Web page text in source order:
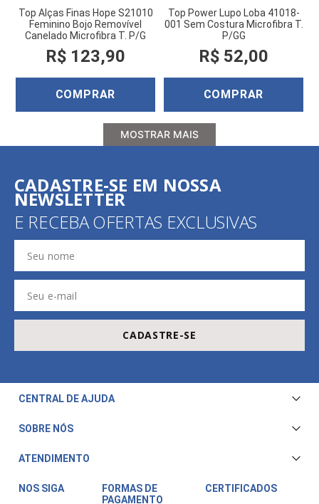
Top Alças Finas Hope S21010
Feminino Bojo Removível
Canelado Microfibra T. P/G
R$ 123,90
COMPRAR
Top Power Lupo Loba 41018-
001 Sem Costura Microfibra T.
P/GG
R$ 52,00
COMPRAR
MOSTRAR MAIS
CADASTRE-SE EM NOSSA
NEWSLETTER
E RECEBA OFERTAS EXCLUSIVAS
CADASTRE-SE
CENTRAL DE AJUDA
Central de Atendimento
Trocas e Devoluções
Fale Conosco
SOBRE NÓS
ATENDIMENTO
Horário de atendimento:
NOS SIGA
FORMAS DE
PAGAMENTO
CERTIFICADOS